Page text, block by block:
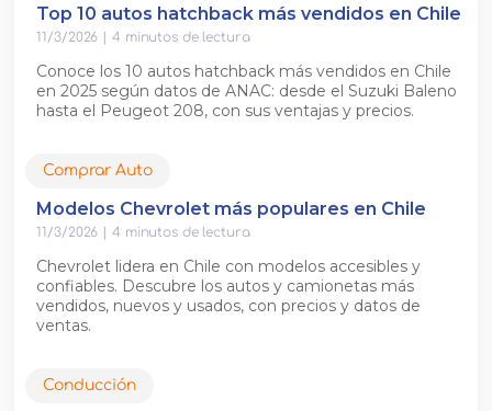
Top 10 autos hatchback más vendidos en Chile
11/3/2026 4 minutos de lectura
Conoce los 10 autos hatchback más vendidos en Chile
en 2025 según datos de ANAC: desde el Suzuki Baleno
hasta el Peugeot 208, con sus ventajas y precios.
Comprar Auto
Modelos Chevrolet más populares en Chile
11/3/2026 4 minutos de lectura
Chevrolet lidera en Chile con modelos accesibles y
confiables. Descubre los autos y camionetas más
vendidos, nuevos y usados, con precios y datos de
ventas.
Conducción